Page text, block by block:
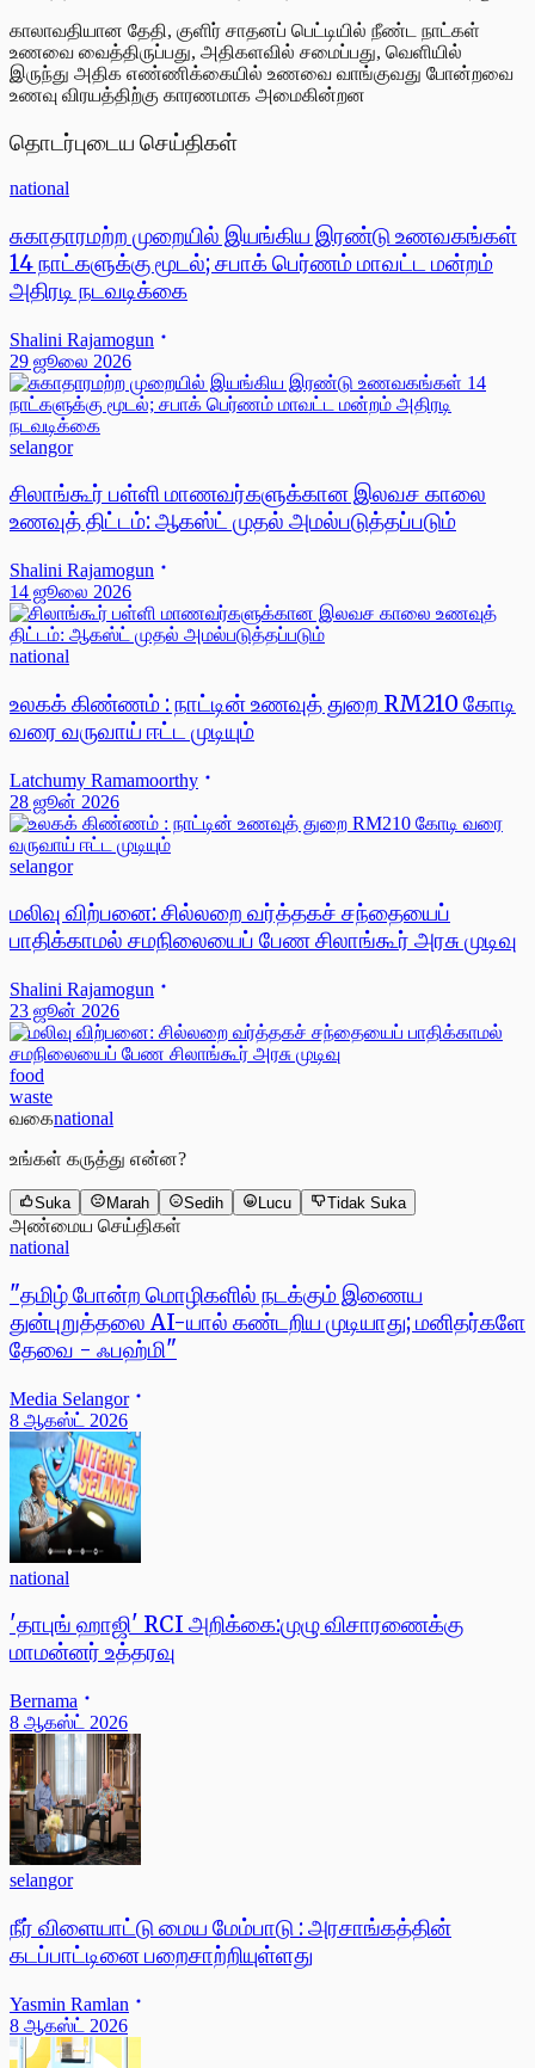
காலாவதியான தேதி, குளிர் சாதனப் பெட்டியில் நீண்ட நாட்கள்
உணவை வைத்திருப்பது, அதிகளவில் சமைப்பது, வெளியில்
இருந்து அதிக எண்ணிக்கையில் உணவை வாங்குவது போன்றவை
உணவு விரயத்திற்கு காரணமாக அமைகின்றன
தொடர்புடைய செய்திகள்
national
சுகாதாரமற்ற முறையில் இயங்கிய இரண்டு உணவகங்கள்
14 நாட்களுக்கு மூடல்; சபாக் பெர்ணம் மாவட்ட மன்றம்
அதிரடி நடவடிக்கை
Shalini Rajamogun
29 ஜூலை 2026
selangor
சிலாங்கூர் பள்ளி மாணவர்களுக்கான இலவச காலை
உணவுத் திட்டம்: ஆகஸ்ட் முதல் அமல்படுத்தப்படும்
Shalini Rajamogun
14 ஜூலை 2026
national
உலகக் கிண்ணம் : நாட்டின் உணவுத் துறை RM210 கோடி
வரை வருவாய் ஈட்ட முடியும்
Latchumy Ramamoorthy
28 ஜூன் 2026
selangor
மலிவு விற்பனை: சில்லறை வர்த்தகச் சந்தையைப்
பாதிக்காமல் சமநிலையைப் பேண சிலாங்கூர் அரசு முடிவு
Shalini Rajamogun
23 ஜூன் 2026
food
waste
வகைnational
உங்கள் கருத்து என்ன?
Suka Marah Sedih Lucu Tidak Suka
அண்மைய செய்திகள்
national
"தமிழ் போன்ற மொழிகளில் நடக்கும் இணைய
துன்புறுத்தலை AI-யால் கண்டறிய முடியாது; மனிதர்களே
தேவை - ஃபஹ்மி"
Media Selangor
8 ஆகஸ்ட் 2026
national
'தாபுங் ஹாஜி' RCI அறிக்கை:முழு விசாரணைக்கு
மாமன்னர் உத்தரவு
Bernama
8 ஆகஸ்ட் 2026
selangor
நீர் விளையாட்டு மைய மேம்பாடு : அரசாங்கத்தின்
கடப்பாட்டினை பறைசாற்றியுள்ளது
Yasmin Ramlan
8 ஆகஸ்ட் 2026